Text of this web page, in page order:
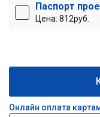
Паспорт
Цена: 812руб.
Онлайн оплата